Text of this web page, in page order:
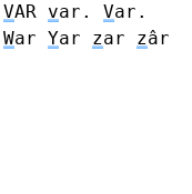
VAR var. Var.
War Yar zar zâr